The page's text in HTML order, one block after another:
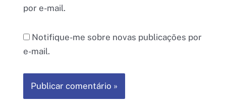
por e-mail.
Notifique-me sobre novas publicações por
e-mail.